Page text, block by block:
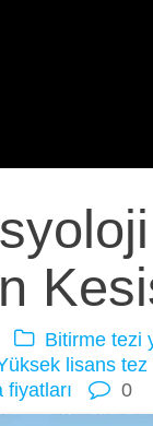
Bitirme tezi
lisans tez
fiyatları
0